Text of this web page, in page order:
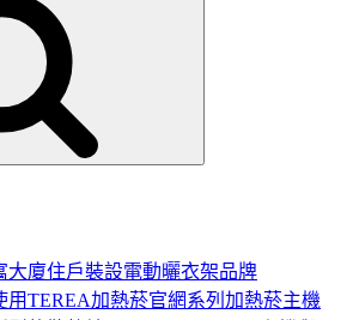
大廈住戶裝設電動曬衣架品牌
用TEREA加熱菸官網系列加熱菸主機